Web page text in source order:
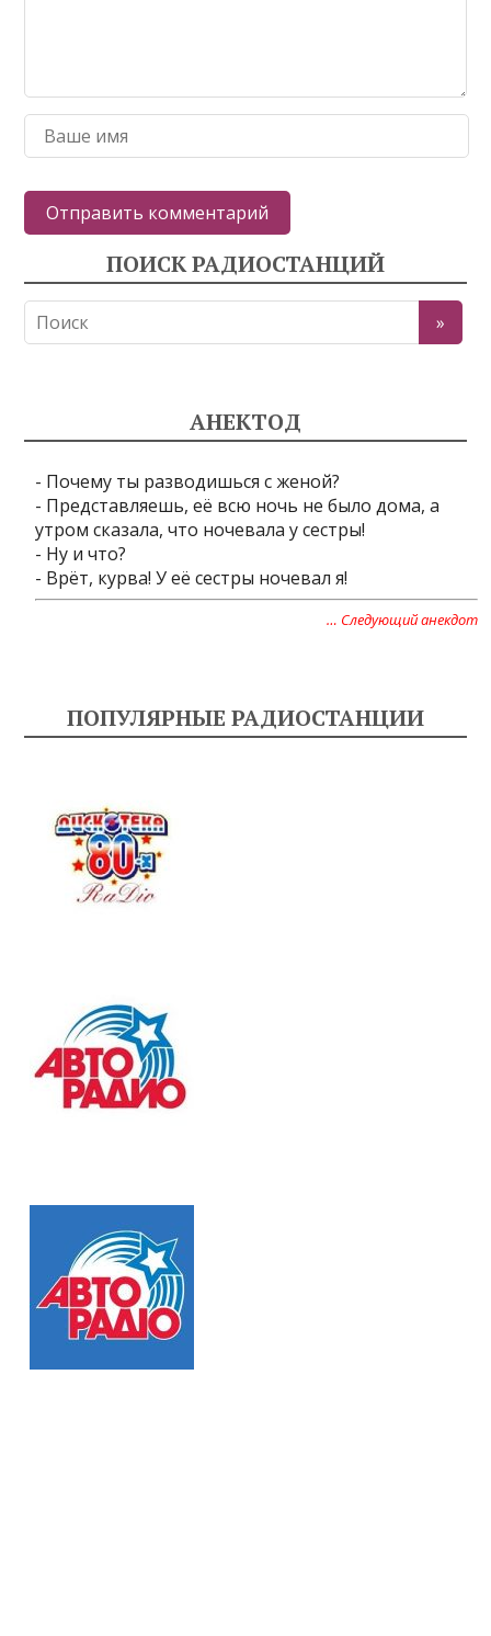
ПОИСК РАДИОСТАНЦИЙ
АНЕКТОД
- Почему ты разводишься с женой?
- Представляешь, её всю ночь не было дома, а
утром сказала, что ночевала у сестры!
- Ну и что?
- Врёт, курва! У её сестры ночевал я!
… Следующий анекдот
ПОПУЛЯРНЫЕ РАДИОСТАНЦИИ